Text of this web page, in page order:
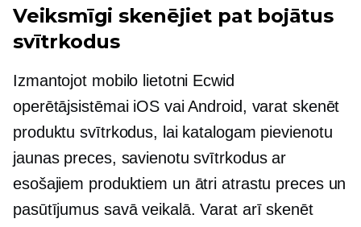
Veiksmīgi skenējiet pat bojātus
svītrkodus
Izmantojot mobilo lietotni Ecwid
operētājsistēmai iOS vai Android, varat skenēt
produktu svītrkodus, lai katalogam pievienotu
jaunas preces, savienotu svītrkodus ar
esošajiem produktiem un ātri atrastu preces un
pasūtījumus savā veikalā. Varat arī skenēt